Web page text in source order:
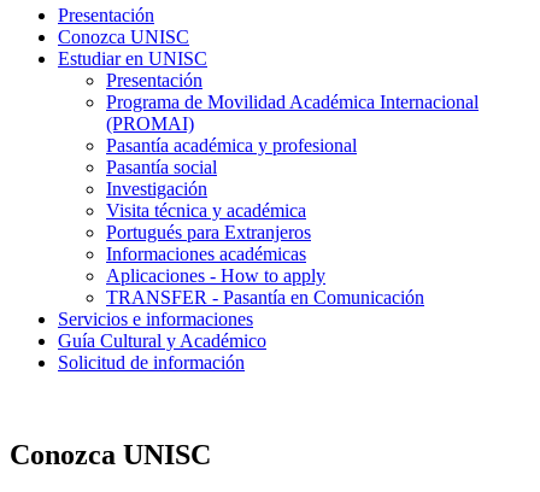
Presentación
Conozca UNISC
Estudiar en UNISC
Presentación
Programa de Movilidad Académica Internacional
(PROMAI)
Pasantía académica y profesional
Pasantía social
Investigación
Visita técnica y académica
Portugués para Extranjeros
Informaciones académicas
Aplicaciones - How to apply
TRANSFER - Pasantía en Comunicación
Servicios e informaciones
Guía Cultural y Académico
Solicitud de información
Conozca UNISC